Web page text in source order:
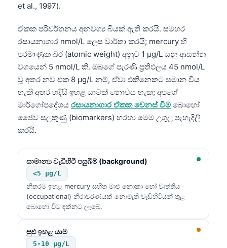
et al., 1997).
ඒකක පරිවර්තනය අනවශ්‍ය බියක් ඇති කරයි. සමහර
රසායනාගාර nmol/L ලෙස වාර්තා කරයි; mercury හි
පරමාණුක බර (atomic weight) අනුව 1 µg/L යනු ආසන්න
වශයෙන් 5 nmol/L කි. ඔබගේ පැරණි ප්‍රතිඵලය 45 nmol/L
වූ අතර නව එක 8 µg/L නම්, ඒවා එකිනෙකට සමාන විය
හැකි අතර හදිසි ඉහළ යාමක් නොවිය හැක; අපගේ
මාර්ගෝපදේශය රසායනාගාර ඒකක වෙනස් වීම බොහෝ
ජෛව සලකුණු (biomarkers) හරහා මෙම උගුල පැහැදිලි
කරයි.
සාමාන්‍ය වැඩිහිටි පසුබිම් (background)
<5 µg/L
නිතරම ඉහළ mercury සහිත මාළු නොකා හෝ වෘත්තීය
(occupational) නිරාවරණයක් නොමැති වැඩිහිටියන් තුළ
බොහෝ විට දක්නට ලැබේ.
සුළු ඉහළ යාම
5-10 µg/L